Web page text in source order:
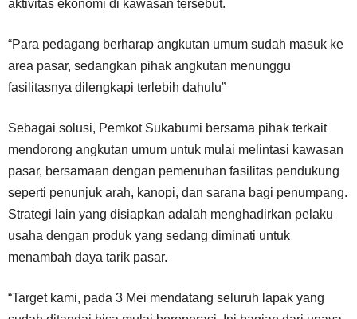
aktivitas ekonomi di kawasan tersebut.
“Para pedagang berharap angkutan umum sudah masuk ke
area pasar, sedangkan pihak angkutan menunggu
fasilitasnya dilengkapi terlebih dahulu”
Sebagai solusi, Pemkot Sukabumi bersama pihak terkait
mendorong angkutan umum untuk mulai melintasi kawasan
pasar, bersamaan dengan pemenuhan fasilitas pendukung
seperti penunjuk arah, kanopi, dan sarana bagi penumpang.
Strategi lain yang disiapkan adalah menghadirkan pelaku
usaha dengan produk yang sedang diminati untuk
menambah daya tarik pasar.
“Target kami, pada 3 Mei mendatang seluruh lapak yang